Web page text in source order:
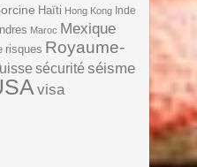
Haïti Hong Kong Inde
Maroc Mexique
risques Royaume-
sécurité séisme
visa